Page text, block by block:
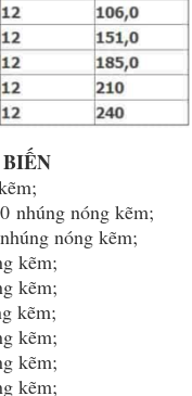
nhúng nóng kẽm;
nóng kẽm;
kẽm;
kẽm;
kẽm;
kẽm;
kẽm;
kẽm;